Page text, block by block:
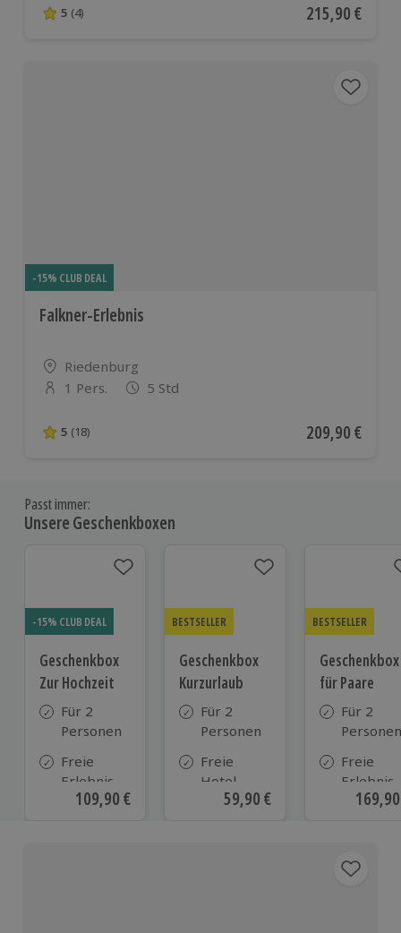
5 von 5 Sternen basierend auf 4 Bewertungen
5 (4) Aktueller Preis
215,90 €
-15% CLUB DEAL
Falkner-Erlebnis
Standort
Riedenburg
Anzahl der Teilnehmer
1 Pers. 5 Std
5 von 5 Sternen basierend auf 18 Bewertungen
5 (18) Aktueller Preis
209,90 €
Passt immer:
Unsere Geschenkboxen
-15% CLUB DEAL
Geschenkbox
Zur Hochzeit
Für 2
Personen
Freie
Erlebnis-
Auswahl
Aktueller Preis
109,90 €
BESTSELLER
Geschenkbox
Kurzurlaub
Für 2
Personen
Freie
Hotel-
Auswahl
Aktueller Preis
59,90 €
BESTSELLER
Geschenkbox
für Paare
Für 2
Personen
Freie
Erlebnis-
Auswahl